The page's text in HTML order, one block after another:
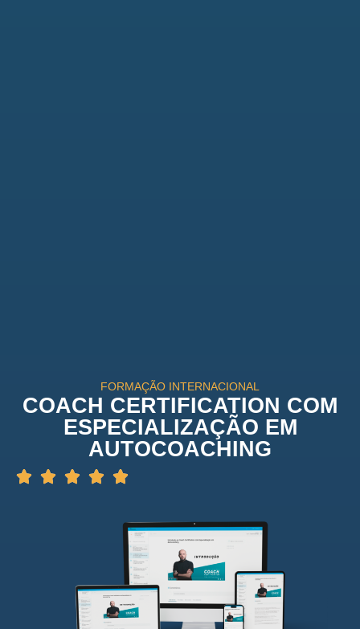
FORMAÇÃO INTERNACIONAL
COACH CERTIFICATION COM
ESPECIALIZAÇÃO EM
AUTOCOACHING